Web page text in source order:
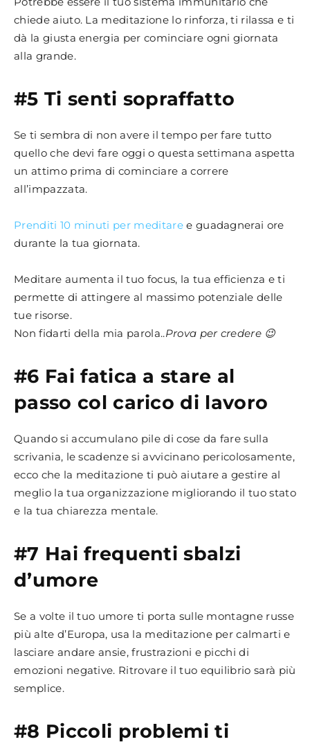
chiede aiuto. La meditazione lo rinforza, ti rilassa e ti
dà la giusta energia per cominciare ogni giornata
alla grande.
#5 Ti senti sopraffatto
Se ti sembra di non avere il tempo per fare tutto
quello che devi fare oggi o questa settimana aspetta
un attimo prima di cominciare a correre
all’impazzata.
Prenditi 10 minuti per meditaree guadagnerai ore
durante la tua giornata.
Meditare aumenta il tuo focus, la tua efficienza e ti
permette di attingere al massimo potenziale delle
tue risorse.
Non fidarti della mia parola..Prova per credere 😉
#6 Fai fatica a stare al
passo col carico di lavoro
Quando si accumulano pile di cose da fare sulla
scrivania, le scadenze si avvicinano pericolosamente,
ecco che la meditazione ti può aiutare a gestire al
meglio la tua organizzazione migliorando il tuo stato
e la tua chiarezza mentale.
#7 Hai frequenti sbalzi
d’umore
Se a volte il tuo umore ti porta sulle montagne russe
più alte d’Europa, usa la meditazione per calmarti e
lasciare andare ansie, frustrazioni e picchi di
emozioni negative. Ritrovare il tuo equilibrio sarà più
semplice.
#8 Piccoli problemi ti